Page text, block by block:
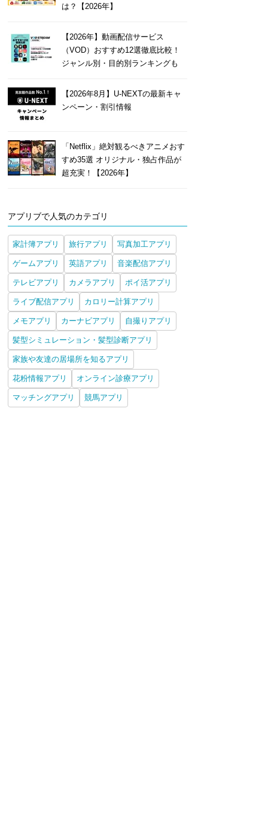
は？【2026年】
【2026年】動画配信サービス
（VOD）おすすめ12選徹底比較！
ジャンル別・目的別ランキングも
【2026年8月】U-NEXTの最新キャ
ンペーン・割引情報
「Netflix」絶対観るべきアニメおす
すめ35選 オリジナル・独占作品が
超充実！【2026年】
アプリブで人気のカテゴリ
家計簿アプリ 旅行アプリ 写真加工アプリ
ゲームアプリ 英語アプリ 音楽配信アプリ
テレビアプリ カメラアプリ ポイ活アプリ
ライブ配信アプリ カロリー計算アプリ
メモアプリ カーナビアプリ 自撮りアプリ
髪型シミュレーション・髪型診断アプリ
家族や友達の居場所を知るアプリ
花粉情報アプリ オンライン診療アプリ
マッチングアプリ 競馬アプリ